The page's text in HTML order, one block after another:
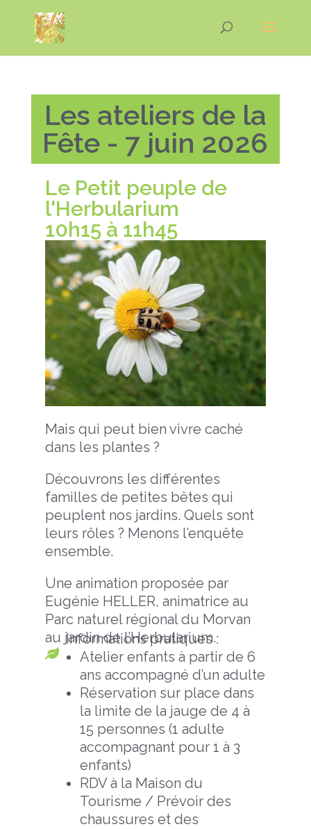
Les ateliers de la
Fête - 7 juin 2026
Le Petit peuple de
l'Herbularium
10h15 à 11h45
Mais qui peut bien vivre caché
dans les plantes ?
Découvrons les différentes
familles de petites bêtes qui
peuplent nos jardins. Quels sont
leurs rôles ? Menons l’enquête
ensemble.
Une animation proposée par
Eugénie HELLER, animatrice au
Parc naturel régional du Morvan
au jardin de l’Herbularium.
Informations pratiques :
Atelier enfants à partir de 6
ans accompagné d’un adulte
Réservation sur place dans
la limite de la jauge de 4 à
15 personnes (1 adulte
accompagnant pour 1 à 3
enfants)
RDV à la Maison du
Tourisme / Prévoir des
chaussures et des